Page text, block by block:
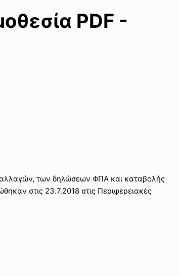
PDF -
των δηλώσεων ΦΠΑ και καταβολής
στις 23.7.2018 στις Περιφερειακές